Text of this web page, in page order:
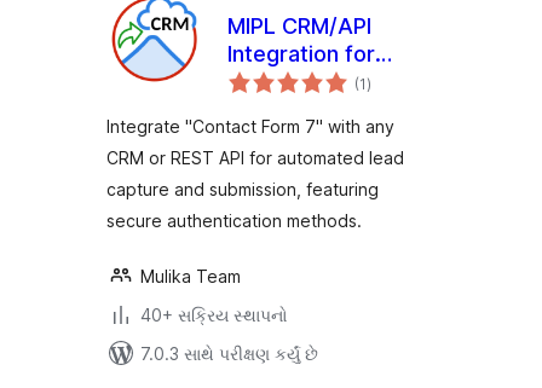
MIPL CRM/API
Integration for
Contact Form 7
(1કુલ
રેટિંગ્સ
)
Integrate "Contact Form 7" with any
CRM or REST API for automated lead
capture and submission, featuring
secure authentication methods.
Mulika Team
40+ સક્રિય સ્થાપનો
7.0.3 સાથે પરીક્ષણ કર્યું છે